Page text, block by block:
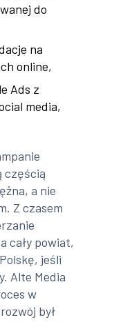
do
na
online,
Ads z
media,
częścią
a nie
Z czasem
cały powiat,
jeśli
Alte Media
w
był